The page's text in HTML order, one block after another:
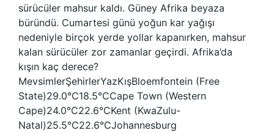
sürücüler mahsur kaldı. Güney Afrika beyaza
büründü. Cumartesi günü yoğun kar yağışı
nedeniyle birçok yerde yollar kapanırken, mahsur
kalan sürücüler zor zamanlar geçirdi. Afrika’da
kışın kaç derece?
MevsimlerŞehirlerYazKışBloemfontein (Free
State)29.0°C18.5°CCape Town (Western
Cape)24.0°C22.6°CKent (KwaZulu-
Natal)25.5°C22.6°CJohannesburg